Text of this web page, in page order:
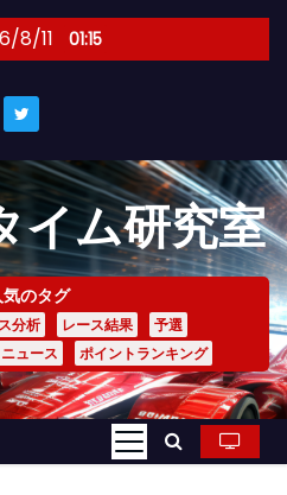
8/11 01:15
イム研究室
のタグ
分析 レース結果
予選
ニュース ポイントランキング